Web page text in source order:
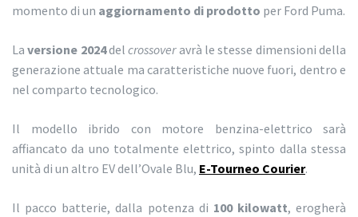
momento di un aggiornamento di prodotto per Ford Puma.
Laversione 2024delcrossoveravrà le stesse dimensioni della
generazione attuale ma caratteristiche nuove fuori, dentro e
nel comparto tecnologico.
Il modello ibrido con motore benzina-elettrico sarà
affiancato da uno totalmente elettrico, spinto dalla stessa
unità di un altro EV dell’Ovale Blu, E-Tourneo Courier.
Il pacco batterie, dalla potenza di 100 kilowatt, erogherà